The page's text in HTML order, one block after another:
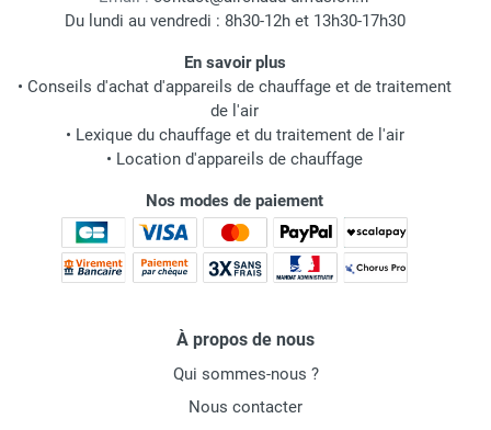
Du lundi au vendredi : 8h30-12h et 13h30-17h30
En savoir plus
• Conseils d'achat d'appareils de chauffage et de traitement
de l'air
• Lexique du chauffage et du traitement de l'air
• Location d'appareils de chauffage
Nos modes de paiement
À propos de nous
Qui sommes-nous ?
Nous contacter